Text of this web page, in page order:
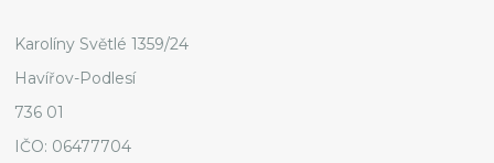
Karolíny Světlé 1359/24
Havířov-Podlesí
736 01
IČO: 06477704